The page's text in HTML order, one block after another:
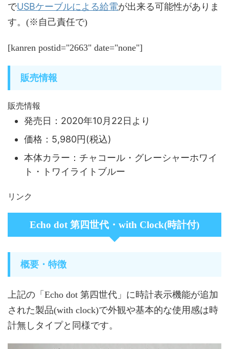
でUSBケーブルによる給電が出来る可能性がありま
す。(※自己責任で)
[kanren postid="2663" date="none"]
販売情報
販売情報
発売日：2020年10月22日より
価格：5,980円(税込)
本体カラー：チャコール・グレーシャーホワイ
ト・トワイライトブルー
リンク
Echo dot 第四世代・with Clock(時計付)
概要・特徴
上記の「Echo dot 第四世代」に時計表示機能が追加
された製品(with clock)で外観や基本的な使用感は時
計無しタイプと同様です。